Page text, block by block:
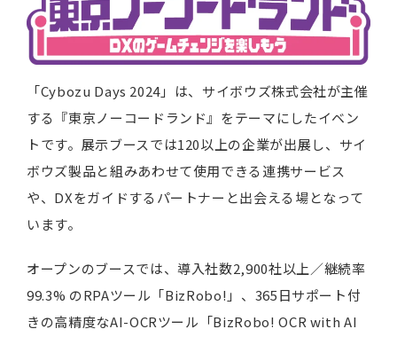
「Cybozu Days 2024」は、サイボウズ株式会社が主催
する『東京ノーコードランド』をテーマにしたイベン
トです。展示ブースでは120以上の企業が出展し、サイ
ボウズ製品と組みあわせて使用できる連携サービス
や、DXをガイドするパートナーと出会える場となって
います。
オープンのブースでは、導入社数2,900社以上／継続率
99.3% のRPAツール「BizRobo!」、365日サポート付
きの高精度なAI-OCRツール「BizRobo! OCR with AI